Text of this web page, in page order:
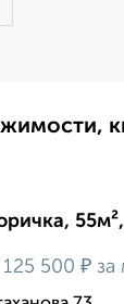
125 500 ₽ за